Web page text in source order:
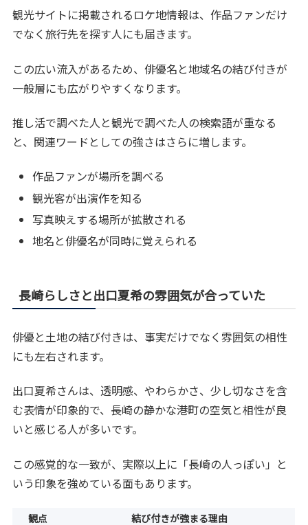
観光サイトに掲載されるロケ地情報は、作品ファンだけ
でなく旅行先を探す人にも届きます。
この広い流入があるため、俳優名と地域名の結び付きが
一般層にも広がりやすくなります。
推し活で調べた人と観光で調べた人の検索語が重なる
と、関連ワードとしての強さはさらに増します。
作品ファンが場所を調べる
観光客が出演作を知る
写真映えする場所が拡散される
地名と俳優名が同時に覚えられる
長崎らしさと出口夏希の雰囲気が合っていた
俳優と土地の結び付きは、事実だけでなく雰囲気の相性
にも左右されます。
出口夏希さんは、透明感、やわらかさ、少し切なさを含
む表情が印象的で、長崎の静かな港町の空気と相性が良
いと感じる人が多いです。
この感覚的な一致が、実際以上に「長崎の人っぽい」と
いう印象を強めている面もあります。
観点 結び付きが強まる理由